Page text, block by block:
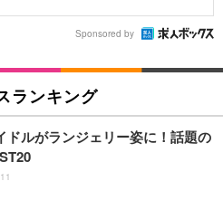
Sponsored by
ランキング
ドルがランジェリー姿に！話題の